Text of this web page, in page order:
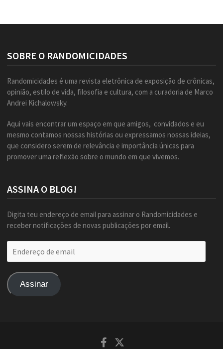
SOBRE O RANDOMICIDADES
Randomicidades é uma revista eletrônica de exposição de crônicas,
opinião, estilo de vida, filosofia e cultura, com a curadoria de Marco
Andrei Kichalowsky.
Aqui vais encontrar um espaço em que amigos, convidados e eu
mesmo contamos nossas histórias ou expressamos nossas ideias,
que considero serem de relevância e importância únicas para
promover uma reflexão sobre o mundo em que vivemos.
ASSINA O BLOG!
Digita teu endereço de email para assinar o Randomicidades e
receber notificações de novas publicações por email.
de
Assinar
Facebook